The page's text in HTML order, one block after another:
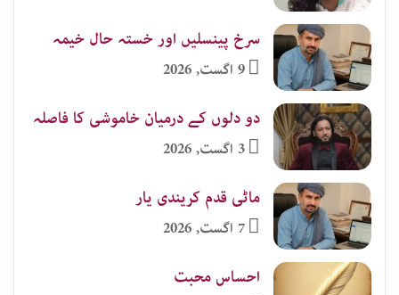
سرخ پینسلیں اور خستہ حال خیمہ
9 اگست, 2026
دو دلوں کے درمیان خاموشی کا فاصلہ
3 اگست, 2026
ماٹی قدم کریندی یار
7 اگست, 2026
احساس محبت